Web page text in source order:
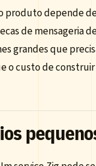
produto depende
de mensageria
grandes que
o custo de